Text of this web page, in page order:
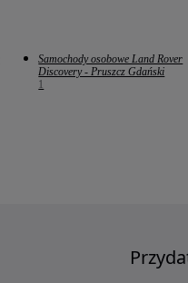
Samochody osobowe Land Rover
Discovery - Pruszcz Gdański
1